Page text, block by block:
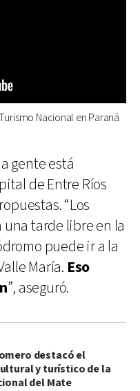
Nacional en Paraná
gente está
de Entre Ríos
“Los
tarde libre en la
puede ir a la
María. Eso
”, aseguró.
destacó el
y turístico de la
del Mate